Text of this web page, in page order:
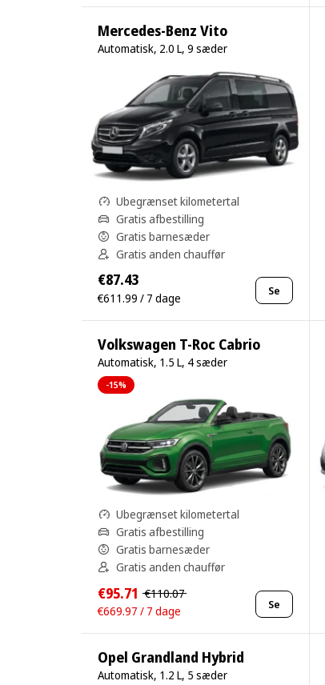
Mercedes-Benz Vito
Automatisk, 2.0 L, 9 sæder
Ubegrænset kilometertal
Gratis afbestilling
Gratis barnesæder
Gratis anden chauffør
€87.43
€611.99 / 7 dage Se
Volkswagen T-Roc Cabrio
Automatisk, 1.5 L, 4 sæder
-15%
Ubegrænset kilometertal
Gratis afbestilling
Gratis barnesæder
Gratis anden chauffør
€95.71 €110.07
€669.97 / 7 dage
Se
Opel Grandland Hybrid
Automatisk, 1.2 L, 5 sæder